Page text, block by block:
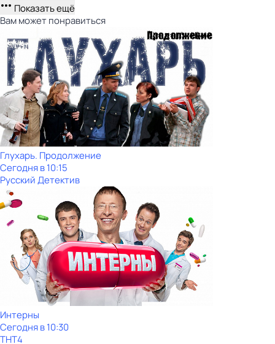
Показать ещё
Вам может понравиться
Глухарь. Продолжение
Сегодня в 10:15
Русский Детектив
Интерны
Сегодня в 10:30
ТНТ4